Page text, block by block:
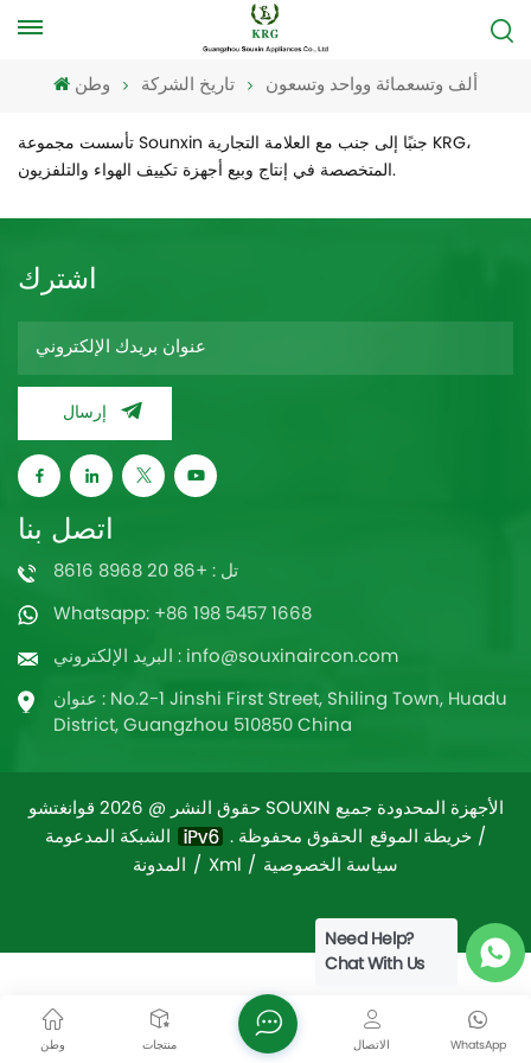
وطن تاريخ الشركة ألف وتسعمائة وواحد وتسعون
تأسست مجموعة Sounxin جنبًا إلى جنب مع العلامة التجارية KRG،
المتخصصة في إنتاج وبيع أجهزة تكييف الهواء والتلفزيون.
اشترك
إرسال
اتصل بنا
تل : +86 20 8968 8616
Whatsapp: +86 198 5457 1668
البريد الإلكتروني : info@souxinaircon.com
عنوان : No.2-1 Jinshi First Street, Shiling Town, Huadu
District, Guangzhou 510850 China
حقوق النشر @ 2026 قوانغتشو SOUXIN الأجهزة المحدودة جميع
الحقوق محفوظة . خريطة الموقع /
المدونة / Xml / سياسة الخصوصية
وطن منتجات WhatsApp الاتصال
Need Help?
Chat With Us